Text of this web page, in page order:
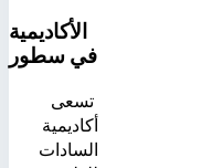
الأكاديمية
في سطور
تسعى
أكاديمية
السادات